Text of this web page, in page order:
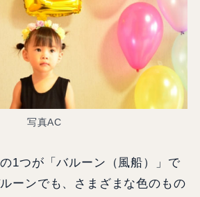
写真AC
1つが「バルーン（風船）」で
ーンでも、さまざまな色のもの